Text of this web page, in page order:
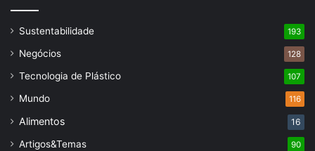
Sustentabilidade 193
Negócios 128
Tecnologia de Plástico 107
Mundo 116
Alimentos 16
Artigos&Temas 90